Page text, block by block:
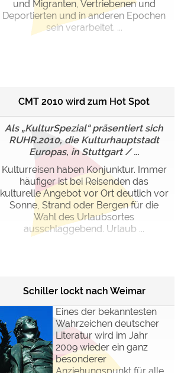
und Migranten, Vertriebenen und
Deportierten und in anderen Epochen
sein verarbeitet. ...
CMT 2010 wird zum Hot Spot
Als „KulturSpezial“ präsentiert sich
RUHR.2010, die Kulturhauptstadt
Europas, in Stuttgart / ...
Kulturreisen haben Konjunktur. Immer
häufiger ist bei Reisenden das
kulturelle Angebot vor Ort deutlich vor
Sonne, Strand oder Bergen für die
Wahl des Urlaubsortes
ausschlaggebend. Urlaub ...
Schiller lockt nach Weimar
Eines der bekanntesten
Wahrzeichen deutscher
Literatur wird im Jahr
2009 wieder ein ganz
besonderer